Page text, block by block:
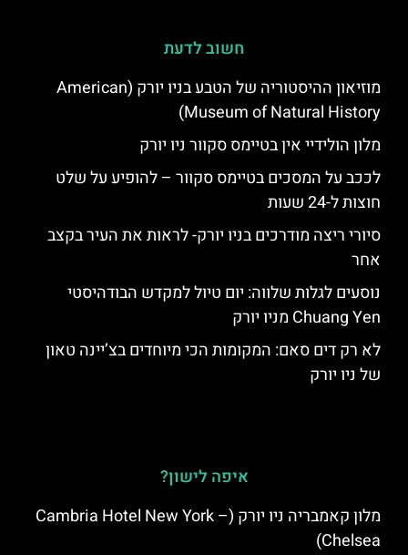
חשוב לדעת
מוזיאון ההיסטוריה של הטבע בניו יורק (American
Museum of Natural History)
מלון הולידיי אין בטיימס סקוור ניו יורק
לככב על המסכים בטיימס סקוור – להופיע על שלט
חוצות ל-24 שעות
סיורי ריצה מודרכים בניו יורק- לראות את העיר בקצב
אחר
נוסעים לגלות שלווה: יום טיול למקדש הבודהיסטי
Chuang Yen מניו יורק
לא רק דים סאם: המקומות הכי מיוחדים בצ’יינה טאון
של ניו יורק
איפה לישון?
מלון קאמבריה ניו יורק (Cambria Hotel New York –
Chelsea)